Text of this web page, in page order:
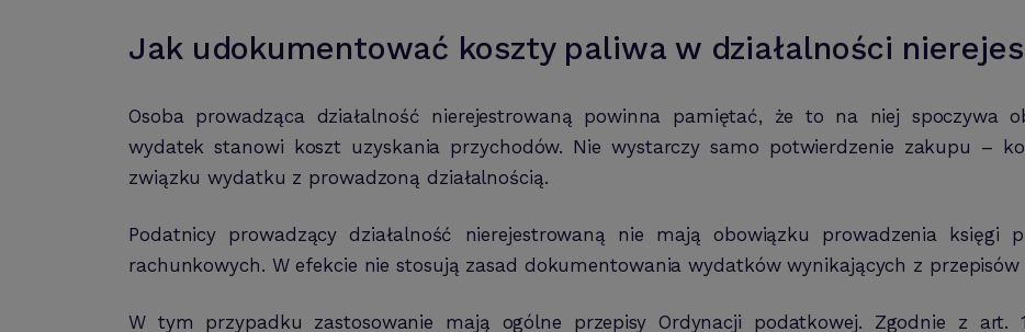
Jak udokumentować koszty paliwa w działalności
Osoba prowadząca działalność nierejestrowaną powinna pamiętać, że to na niej spoczywa
wydatek stanowi koszt uzyskania przychodów. Nie wystarczy samo potwierdzenie zakupu –
związku wydatku z prowadzoną działalnością.
Podatnicy prowadzący działalność nierejestrowaną nie mają obowiązku prowadzenia księgi
rachunkowych. W efekcie nie stosują zasad dokumentowania wydatków wynikających z przepisów
W tym przypadku zastosowanie mają ogólne przepisy Ordynacji podatkowej. Zgodnie z